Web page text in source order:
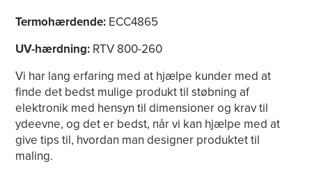
Termohærdende: ECC4865
UV-hærdning: RTV 800-260
Vi har lang erfaring med at hjælpe kunder med at
finde det bedst mulige produkt til støbning af
elektronik med hensyn til dimensioner og krav til
ydeevne, og det er bedst, når vi kan hjælpe med at
give tips til, hvordan man designer produktet til
maling.